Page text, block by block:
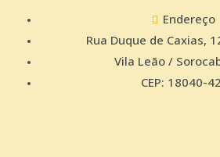
Endereço
Rua Duque de Caxias,
Vila Leão /
CEP: 18040-